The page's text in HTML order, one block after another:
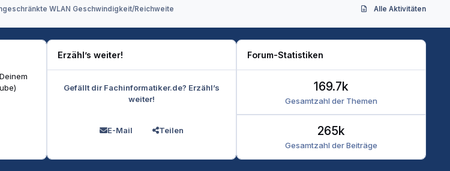
WLAN Geschwindigkeit/Reichweite Alle Aktivitäten
Erzähl’s weiter!
Gefällt dir Fachinformatiker.de? Erzähl’s
weiter!
E-Mail Teilen
Forum-Statistiken
Gesamtzahl der Themen
169.7k
Gesamtzahl der Beiträge
265k